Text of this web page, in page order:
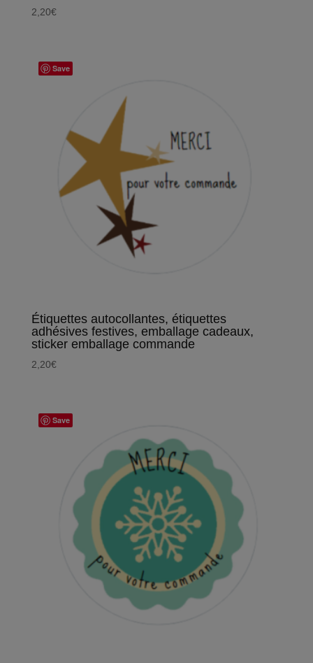
2,20€
Save
Étiquettes autocollantes, étiquettes
adhésives festives, emballage cadeaux,
sticker emballage commande
2,20€
Save